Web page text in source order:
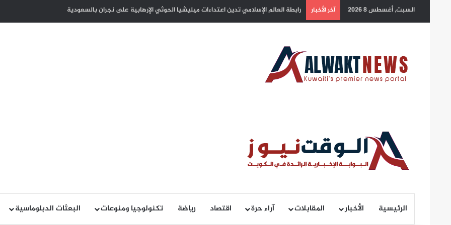
السبت, أغسطس 8 2026 آخر الأخبار سمو أمير البلاد يهنئ رئيس كوت ديفوار بذكرى الاستقلال لبلاده
الرئيسية الأخبار المقابلات آراء حرة اقتصاد رياضة تكنولوجيا ومنوعات البعثات الدبلوماسية